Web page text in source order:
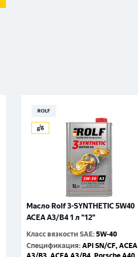
ROLF
Масло Rolf 3-SYNTHETIC 5W40
ACEA A3/B4 1 л "12"
Класс вязкости SAE:5W-40
Спецификация:API SN/CF, ACEA